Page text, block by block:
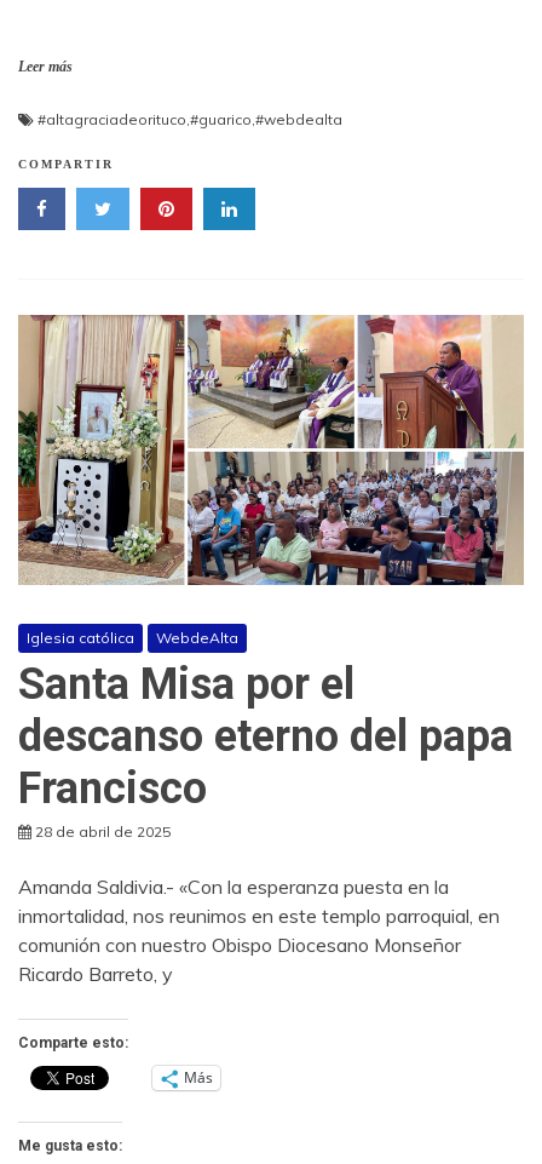
Leer más
#altagraciadeorituco #guarico #webdealta
COMPARTIR
Iglesia católica WebdeAlta
Santa Misa por el
descanso eterno del papa
Francisco
28 de abril de 2025
Amanda Saldivia.- «Con la esperanza puesta en la
inmortalidad, nos reunimos en este templo parroquial, en
comunión con nuestro Obispo Diocesano Monseñor
Ricardo Barreto, y
Comparte esto:
Más
Me gusta esto: